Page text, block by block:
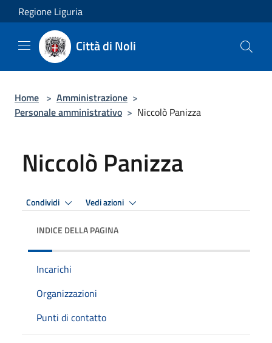
Salta al contenuto principale
Regione Liguria
Città di Noli
Home > Amministrazione >
Personale amministrativo > Niccolò Panizza
Niccolò Panizza
Condividi Vedi azioni
INDICE DELLA PAGINA
Incarichi
Organizzazioni
Punti di contatto